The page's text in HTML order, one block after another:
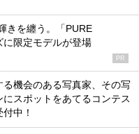
きを纏う。「PURE
に限定モデルが登場
PR
る機会のある写真家、その写
スポットをあてるコンテス
中！